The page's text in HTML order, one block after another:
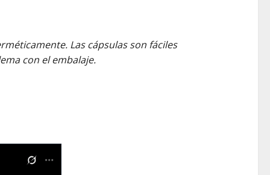
Las cápsulas son fáciles
con el embalaje.